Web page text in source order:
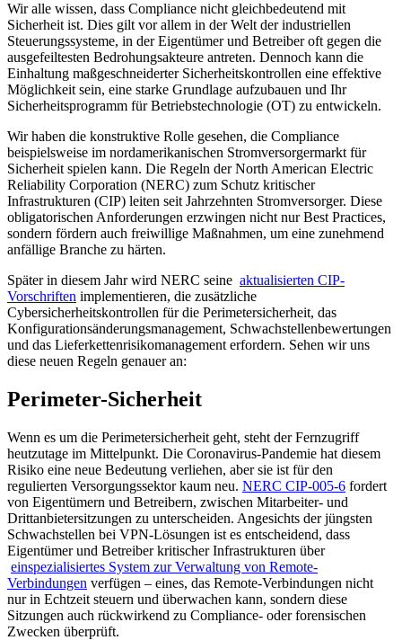
Wir alle wissen, dass Compliance nicht gleichbedeutend mit
Sicherheit ist. Dies gilt vor allem in der Welt der industriellen
Steuerungssysteme, in der Eigentümer und Betreiber oft gegen die
ausgefeiltesten Bedrohungsakteure antreten. Dennoch kann die
Einhaltung maßgeschneiderter Sicherheitskontrollen eine effektive
Möglichkeit sein, eine starke Grundlage aufzubauen und Ihr
Sicherheitsprogramm für Betriebstechnologie (OT) zu entwickeln.
Wir haben die konstruktive Rolle gesehen, die Compliance
beispielsweise im nordamerikanischen Stromversorgermarkt für
Sicherheit spielen kann. Die Regeln der North American Electric
Reliability Corporation (NERC) zum Schutz kritischer
Infrastrukturen (CIP) leiten seit Jahrzehnten Stromversorger. Diese
obligatorischen Anforderungen erzwingen nicht nur Best Practices,
sondern fördern auch freiwillige Maßnahmen, um eine zunehmend
anfällige Branche zu härten.
Später in diesem Jahr wird NERC seine aktualisierten CIP-
Vorschriften implementieren, die zusätzliche
Cybersicherheitskontrollen für die Perimetersicherheit, das
Konfigurationsänderungsmanagement, Schwachstellenbewertungen
und das Lieferkettenrisikomanagement erfordern. Sehen wir uns
diese neuen Regeln genauer an:
Perimeter-Sicherheit
Wenn es um die Perimetersicherheit geht, steht der Fernzugriff
heutzutage im Mittelpunkt. Die Coronavirus-Pandemie hat diesem
Risiko eine neue Bedeutung verliehen, aber sie ist für den
regulierten Versorgungssektor kaum neu. NERC CIP-005-6 fordert
von Eigentümern und Betreibern, zwischen Mitarbeiter- und
Drittanbietersitzungen zu unterscheiden. Angesichts der jüngsten
Schwachstellen bei VPN-Lösungen ist es entscheidend, dass
Eigentümer und Betreiber kritischer Infrastrukturen über
einspezialisiertes System zur Verwaltung von Remote-
Verbindungen verfügen – eines, das Remote-Verbindungen nicht
nur in Echtzeit steuern und überwachen kann, sondern diese
Sitzungen auch rückwirkend zu Compliance- oder forensischen
Zwecken überprüft.